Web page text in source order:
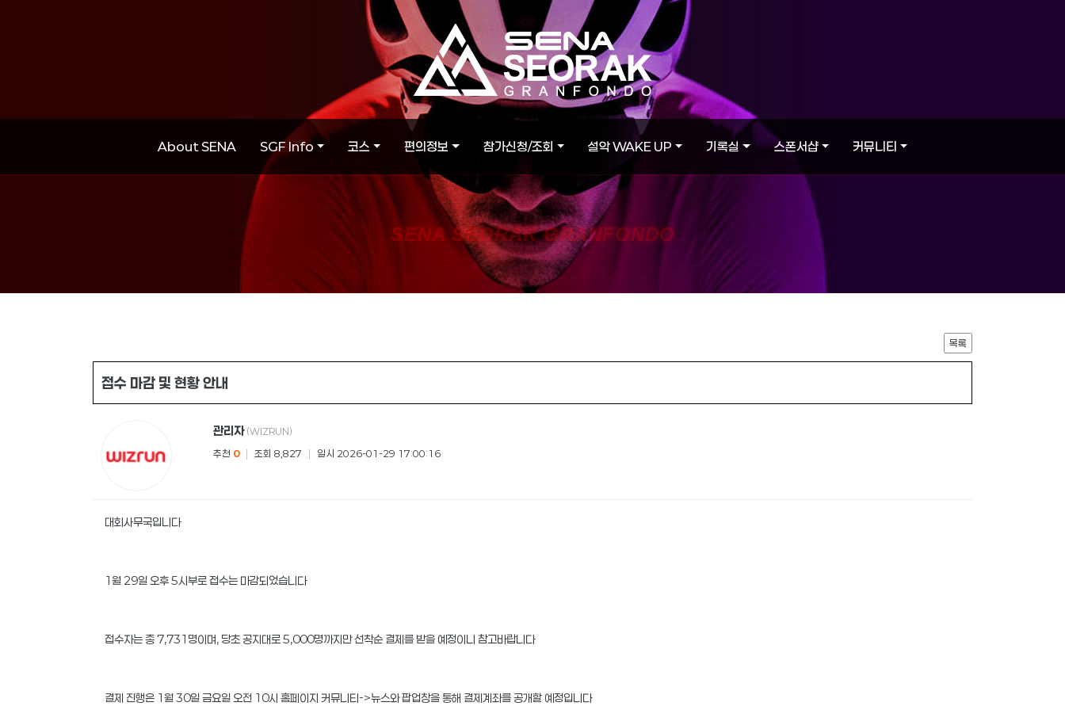
About SENA SGF Info 코스 편의정보 참가신청/조회 설악 WAKE UP 기록실 스폰서샵 커뮤니티
SENA SEORAK GRANFONDO
목록
접수 마감 및 현황 안내
관리자 (WIZRUN)
추천 0 조회 8,827 일시 2026-01-29 17:00:16
대회사무국입니다
1월 29일 오후 5시부로 접수는 마감되었습니다
접수자는 총 7,731명이며, 당초 공지대로 5,000명까지만 선착순 결제를 받을 예정이니 참고바랍니다
결제 진행은 1월 30일 금요일 오전 10시 홈페이지 커뮤니티->뉴스와 팝업창을 통해 결제계좌를 공개할 예정입니다